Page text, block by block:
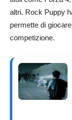
altri. Rock Puppy
permette di
competizione.